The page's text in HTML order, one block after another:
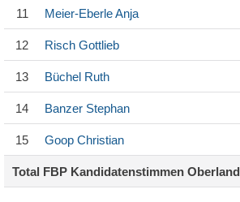
11 Meier-EberleAnja
12 Risch Gottlieb
13 Büchel Ruth
14 Banzer Stephan
15 Goop Christian
Total FBP Kandidatenstimmen Oberland